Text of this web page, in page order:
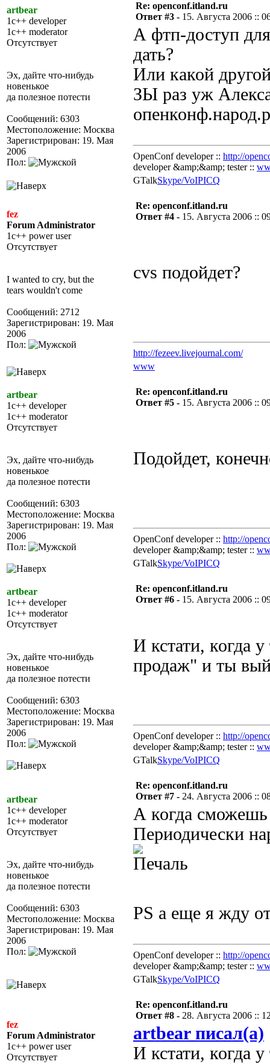
artbear
1c++ developer
1c++ moderator
Отсутствует
Эх, дайте что-нибудь
новенькое
да полезное потести
Сообщений: 6303
Местоположение: Москва
Зарегистрирован: 19. Мая
2006
Пол:
Re: openconf.itland.ru
Ответ #3 - 15. Августа 2006 ::
А фтп-доступ
дать?
Или какой
ЗЫ раз уж
OpenConf developer :: http://
developer &amp;&amp; tester ::
GTalkSkype/VoIPICQ
fez
Forum Administrator
1c++ power user
Отсутствует
I wanted to cry, but the
tears wouldn't come
Сообщений: 2712
Зарегистрирован: 19. Мая
2006
Пол:
Re: openconf.itland.ru
Ответ #4 - 15. Августа 2006 ::
cvs подойдет?
http://fezeev.livejournal.com/
www
artbear
1c++ developer
1c++ moderator
Отсутствует
Эх, дайте что-нибудь
новенькое
да полезное потести
Сообщений: 6303
Местоположение: Москва
Зарегистрирован: 19. Мая
2006
Пол:
Re: openconf.itland.ru
Ответ #5 - 15. Августа 2006 ::
Подойдет,
OpenConf developer :: http://
developer &amp;&amp; tester ::
GTalkSkype/VoIPICQ
artbear
1c++ developer
1c++ moderator
Отсутствует
Эх, дайте что-нибудь
новенькое
да полезное потести
Сообщений: 6303
Местоположение: Москва
Зарегистрирован: 19. Мая
2006
Пол:
Re: openconf.itland.ru
Ответ #6 - 15. Августа 2006 ::
И кстати, когда
продаж" и ты
OpenConf developer :: http://
developer &amp;&amp; tester ::
GTalkSkype/VoIPICQ
artbear
1c++ developer
1c++ moderator
Отсутствует
Эх, дайте что-нибудь
новенькое
да полезное потести
Сообщений: 6303
Местоположение: Москва
Зарегистрирован: 19. Мая
2006
Пол:
Re: openconf.itland.ru
Ответ #7 - 24. Августа 2006 ::
А когда
Периодически
PS а еще я жду
OpenConf developer :: http://
developer &amp;&amp; tester ::
GTalkSkype/VoIPICQ
fez
Forum Administrator
1c++ power user
Отсутствует
Re: openconf.itland.ru
Ответ #8 - 28. Августа 2006 ::
artbear писал(а)
И кстати, когда у